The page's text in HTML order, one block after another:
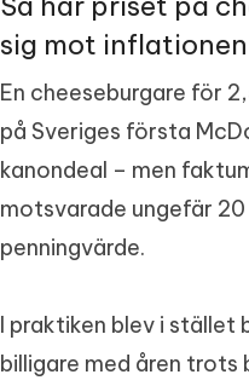
sig mot inflationen
En cheeseburgare för
på Sveriges första
kanondeal – men
motsvarade ungefär
penningvärde.
I praktiken blev i stället
billigare med åren trots